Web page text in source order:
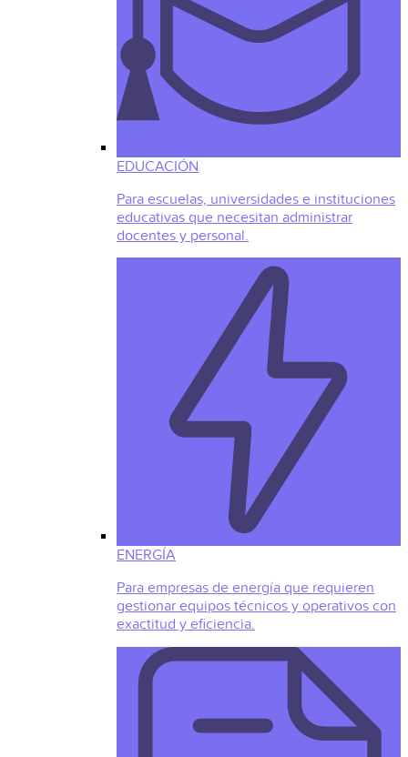
EDUCACIÓN
Para escuelas, universidades e instituciones
educativas que necesitan administrar
docentes y personal.
ENERGÍA
Para empresas de energía que requieren
gestionar equipos técnicos y operativos con
exactitud y eficiencia.